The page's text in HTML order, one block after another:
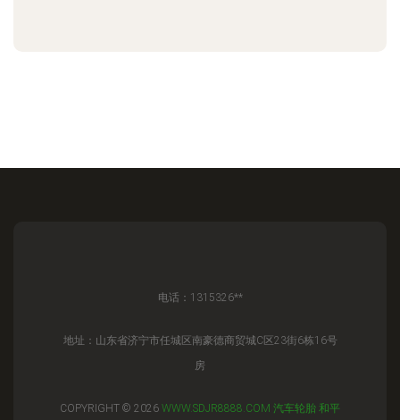
电话：1315326**
地址：山东省济宁市任城区南豪德商贸城C区23街6栋16号
房
COPYRIGHT © 2026 WWW.SDJR8888.COM 汽车轮胎 和平